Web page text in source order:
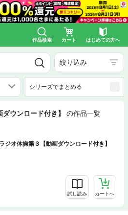
作品検索 カート はじめての方へ
絞り込み
シリーズでまとめる
ウンロード付き】 の作品一覧
ジオ体操第３【動画ダウンロード付き】
試し読み カートへ